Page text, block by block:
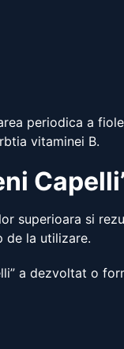
periodica a
vitaminei B.
superioara si
de la utilizare.
a dezvoltat o